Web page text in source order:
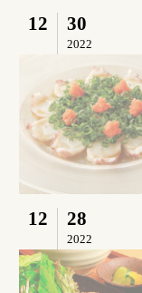
12 30
2022
12 28
2022